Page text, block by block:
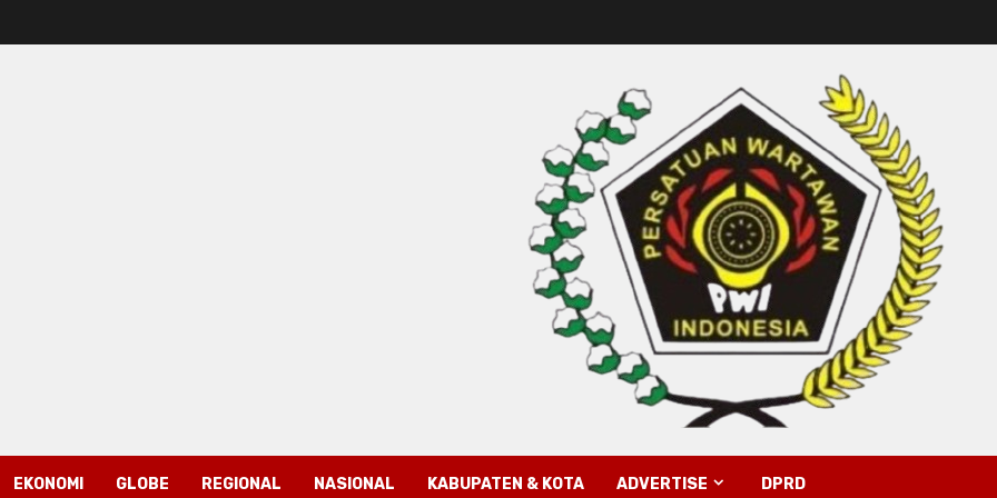
EKONOMI GLOBE REGIONAL NASIONAL KABUPATEN & KOTA ADVERTISE DPRD